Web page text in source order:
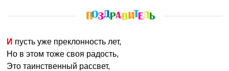
И пусть уже преклонность лет,
Но в этом тоже своя радость,
Это таинственный рассвет,